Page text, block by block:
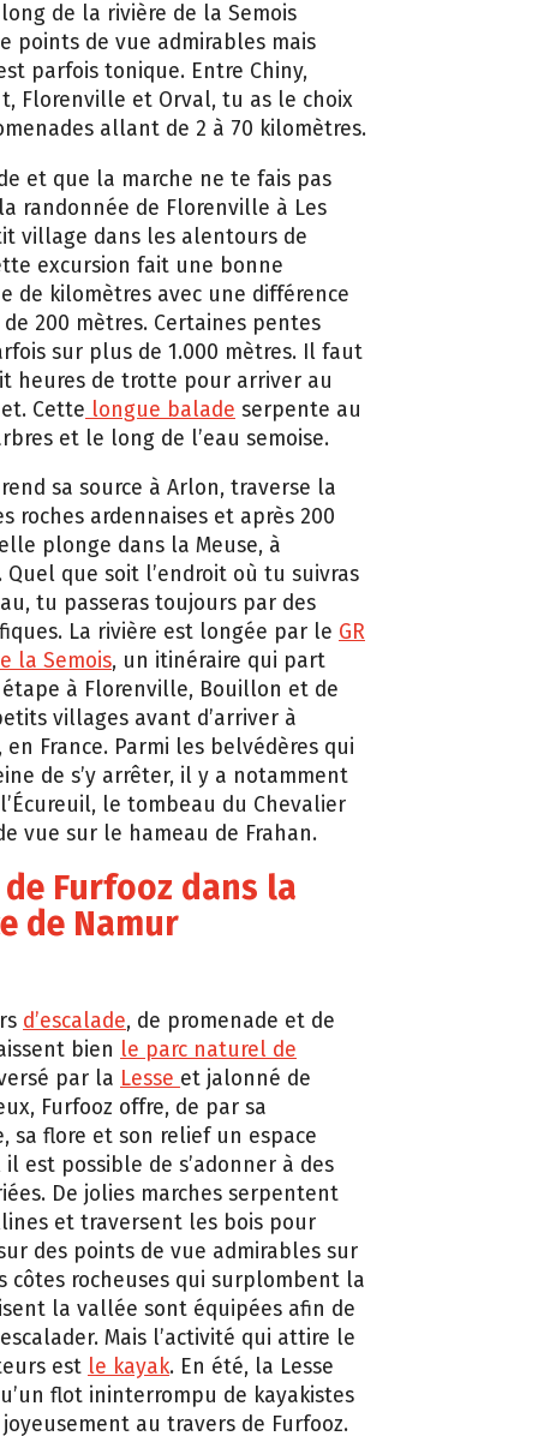
de la rivière de la Semois
points de vue admirables mais
parfois tonique. Entre Chiny,
Florenville et Orval, tu as le choix
allant de 2 à 70 kilomètres.
et que la marche ne te fais pas
randonnée de Florenville à Les
village dans les alentours de
excursion fait une bonne
de kilomètres avec une différence
200 mètres. Certaines pentes
sur plus de 1.000 mètres. Il faut
heures de trotte pour arriver au
Cette longue balade serpente au
et le long de l’eau semoise.
sa source à Arlon, traverse la
roches ardennaises et après 200
plonge dans la Meuse, à
Quel que soit l’endroit où tu suivras
tu passeras toujours par des
La rivière est longée par le GR
la Semois, un itinéraire qui part
étape à Florenville, Bouillon et de
villages avant d’arriver à
France. Parmi les belvédères qui
de s’y arrêter, il y a notamment
le tombeau du Chevalier
vue sur le hameau de Frahan.
Furfooz dans la
de Namur
d’escalade, de promenade et de
bien le parc naturel de
par la Lesse et jalonné de
Furfooz offre, de par sa
sa flore et son relief un espace
est possible de s’adonner à des
De jolies marches serpentent
et traversent les bois pour
des points de vue admirables sur
côtes rocheuses qui surplombent la
la vallée sont équipées afin de
Mais l’activité qui attire le
est le kayak. En été, la Lesse
flot ininterrompu de kayakistes
au travers de Furfooz.